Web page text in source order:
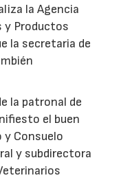
la Agencia
y Productos
la secretaria de
la patronal de
el buen
y Consuelo
y subdirectora